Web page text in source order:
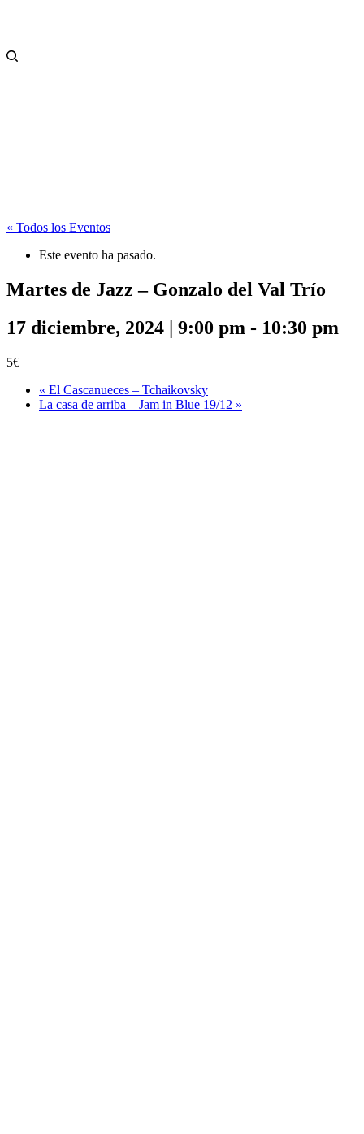
« Todos los Eventos
Este evento ha pasado.
Martes de Jazz – Gonzalo del Val Trío
17 diciembre, 2024 | 9:00 pm - 10:30 pm
5€
« El Cascanueces – Tchaikovsky
La casa de arriba – Jam in Blue 19/12 »